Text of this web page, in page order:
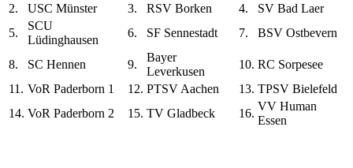
2. USC Münster 3. RSV Borken 4.
SV Bad Laer
5.
SCU
Lüdinghausen
6. SF Sennestadt 7. BSV Ostbevern
8. SC Hennen 9.
Bayer
Leverkusen
10. RC Sorpesee
11. VoR Paderborn 1 12. PTSV Aachen 13. TPSV Bielefeld
14. VoR Paderborn 2 15. TV Gladbeck 16.
VV Human
Essen